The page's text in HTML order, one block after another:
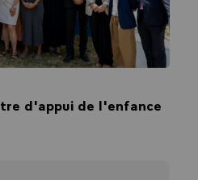
d'appui de l'enfance